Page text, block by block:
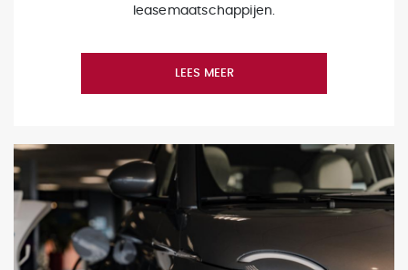
leasemaatschappijen.
LEES MEER